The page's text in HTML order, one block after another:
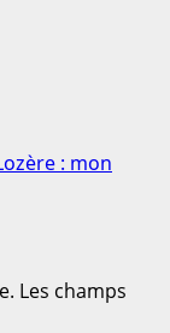
: mon
Les champs